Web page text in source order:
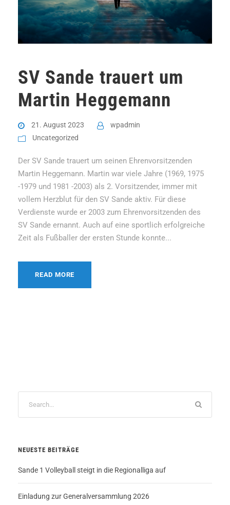
SV Sande trauert um
Martin Heggemann
21. August 2023
wpadmin
Uncategorized
Der SV Sande trauert um seinen Ehrenvorsitzenden
Martin Heggemann. Martin war viele Jahre (1969, 1975
-1979 und 1981 -2003) als 2. Vorsitzender, immer mit
vollem Herzblut für den SV Sande aktiv. Für diese
Verdienste wurde er 2003 zum Ehrenvorsitzenden des
SV Sande ernannt. Auch auf eine sportlich erfolgreiche
Zeit als Fußballer der ersten Stunde konnte...
READ MORE
NEUESTE BEITRÄGE
Sande 1 Volleyball steigt in die Regionalliga auf
Einladung zur Generalversammlung 2026